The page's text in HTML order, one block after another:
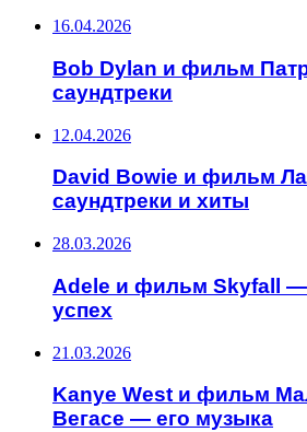
16.04.2026
Bob Dylan и фильм
саундтреки
12.04.2026
David Bowie и фильм
саундтреки и хиты
28.03.2026
Adele и фильм Skyfall
успех
21.03.2026
Kanye West и фильм
Вегасе — его музыка